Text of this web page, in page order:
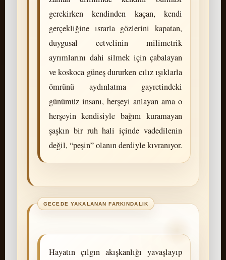
gerekirken kendinden kaçan, kendi
gerçekliğine ısrarla gözlerini kapatan,
duygusal cetvelinin milimetrik
ayrımlarını dahi silmek için çabalayan
ve koskoca güneş dururken cılız ışıklarla
ömrünü aydınlatma gayretindeki
günümüz insanı, herşeyi anlayan ama o
herşeyin kendisiyle bağını kuramayan
şaşkın bir ruh hali içinde vadedilenin
değil, “peşin” olanın derdiyle kıvranıyor.
Hayatın çılgın akışkanlığı yavaşlayıp